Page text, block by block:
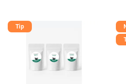
Tip